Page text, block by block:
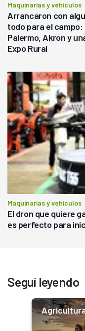
Maquinarias y vehículos
Arrancaron con
todo para el
Palermo, Akron y
Expo Rural
Maquinarias y vehículos
El dron que quiere
es perfecto para
Seguí leyendo